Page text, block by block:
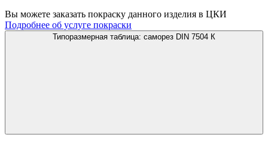
Вы можете заказать покраску данного изделия в ЦКИ
Подробнее об услуге покраски
Типоразмерная таблица: саморез DIN 7504 К